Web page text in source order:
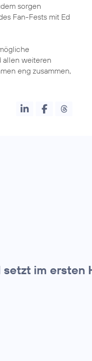
sorgen
Fan-Fests mit Ed
allen weiteren
eng zusammen,
im ersten